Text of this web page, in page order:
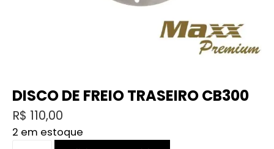
DISCO DE FREIO TRASEIRO CB300
R$ 110,00
2 em estoque